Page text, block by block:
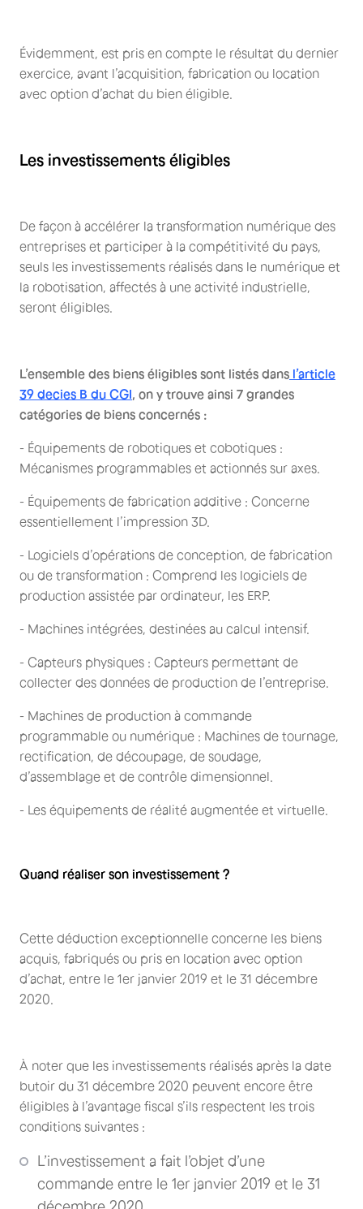
Évidemment, est pris en compte le résultat du dernier
exercice, avant l’acquisition, fabrication ou location
avec option d’achat du bien éligible.
Les investissements éligibles
De façon à accélérer la transformation numérique des
entreprises et participer à la compétitivité du pays,
seuls les investissements réalisés dans le numérique et
la robotisation, affectés à une activité industrielle,
seront éligibles.
L’ensemble des biens éligibles sont listés dans l’article
39 decies B du CGI , on y trouve ainsi 7 grandes
catégories de biens concernés :
- Équipements de robotiques et cobotiques :
Mécanismes programmables et actionnés sur axes.
- Équipements de fabrication additive : Concerne
essentiellement l’impression 3D.
- Logiciels d’opérations de conception, de fabrication
ou de transformation : Comprend les logiciels de
production assistée par ordinateur, les ERP.
- Machines intégrées, destinées au calcul intensif.
- Capteurs physiques : Capteurs permettant de
collecter des données de production de l’entreprise.
- Machines de production à commande
programmable ou numérique : Machines de tournage,
rectification, de découpage, de soudage,
d’assemblage et de contrôle dimensionnel.
- Les équipements de réalité augmentée et virtuelle.
Quand réaliser son investissement ?
Cette déduction exceptionnelle concerne les biens
acquis, fabriqués ou pris en location avec option
d’achat, entre le 1er janvier 2019 et le 31 décembre
2020.
À noter que les investissements réalisés après la date
butoir du 31 décembre 2020 peuvent encore être
éligibles à l’avantage fiscal s’ils respectent les trois
conditions suivantes :
L’investissement a fait l’objet d’une
commande entre le 1er janvier 2019 et le 31